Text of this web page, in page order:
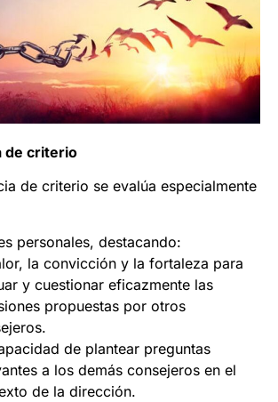
de criterio
de criterio se evalúa especialmente
personales, destacando:
la convicción y la fortaleza para
y cuestionar eficazmente las
propuestas por otros
de plantear preguntas
a los demás consejeros en el
de la dirección.